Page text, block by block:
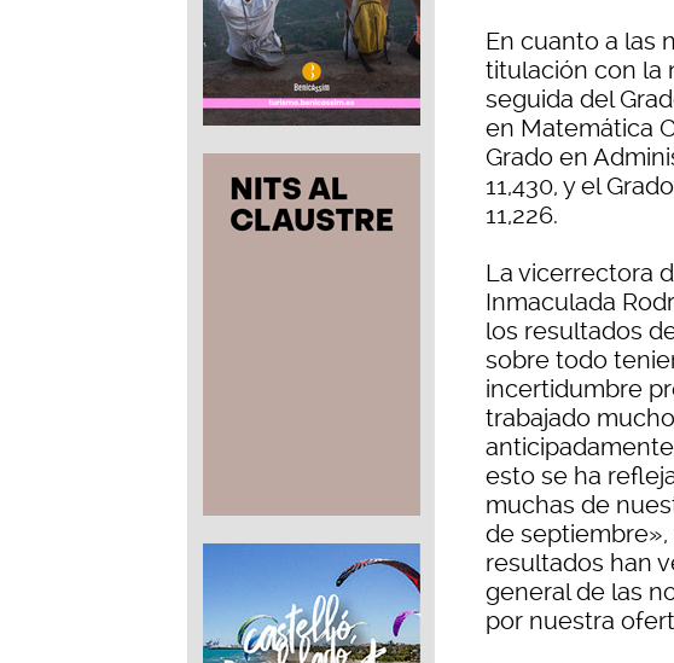
En cuanto a las
titulación con la
seguida del
en Matemática
Grado en
11,430, y el
11,226.
La vicerrectora
Inmaculada
los resultados
sobre todo
incertidumbre
trabajado
esto se ha
muchas de
de septiembre»,
resultados han
general de las
por nuestra